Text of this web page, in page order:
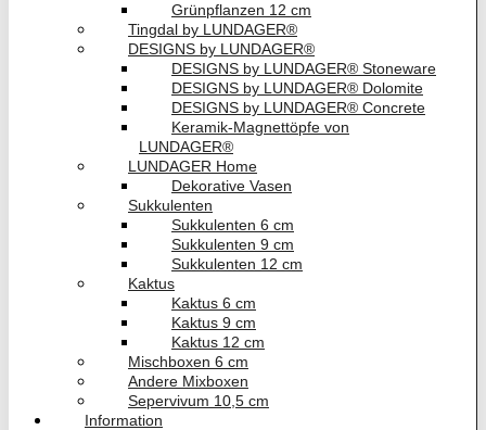
Grünpflanzen 12 cm
Tingdal by LUNDAGER®
DESIGNS by LUNDAGER®
DESIGNS by LUNDAGER® Stoneware
DESIGNS by LUNDAGER® Dolomite
DESIGNS by LUNDAGER® Concrete
Keramik-Magnettöpfe von
LUNDAGER®
LUNDAGER Home
Dekorative Vasen
Sukkulenten
Sukkulenten 6 cm
Sukkulenten 9 cm
Sukkulenten 12 cm
Kaktus
Kaktus 6 cm
Kaktus 9 cm
Kaktus 12 cm
Mischboxen 6 cm
Andere Mixboxen
Sepervivum 10,5 cm
Information